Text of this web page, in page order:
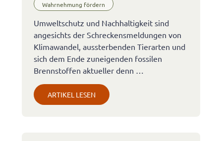
Wahrnehmung fördern
Umweltschutz und Nachhaltigkeit sind
angesichts der Schreckensmeldungen von
Klimawandel, aussterbenden Tierarten und
sich dem Ende zuneigenden fossilen
Brennstoffen aktueller denn …
ARTIKEL LESEN